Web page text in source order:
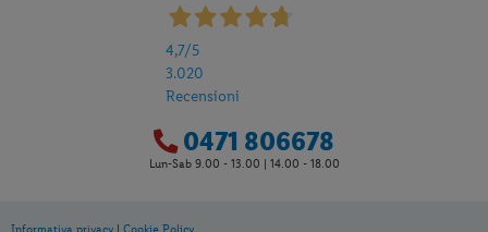
4,7/5
3.020
Recensioni
0471 806678
Lun-Sab 9.00 - 13.00 | 14.00 - 18.00